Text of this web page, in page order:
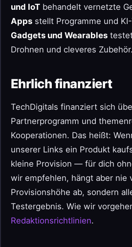
und IoT behandelt vernetzte
Apps stellt Programme und
Gadgets und Wearables
Drohnen und cleveres Zubehör.
Ehrlich finanziert
TechDigitals finanziert sich
Partnerprogramm und
Kooperationen. Das heißt:
unserer Links ein Produkt
kleine Provision — für dich
wir empfehlen, hängt aber nie
Provisionshöhe ab, sondern
Testergebnis. Wie wir
Redaktionsrichtlinien.